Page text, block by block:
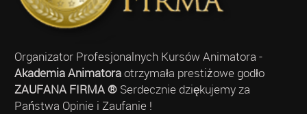
Organizator Profesjonalnych Kursów Animatora -
Akademia Animatoraotrzymała prestiżowe godło
ZAUFANA FIRMA ®Serdecznie dziękujemy za
Państwa Opinie i Zaufanie !